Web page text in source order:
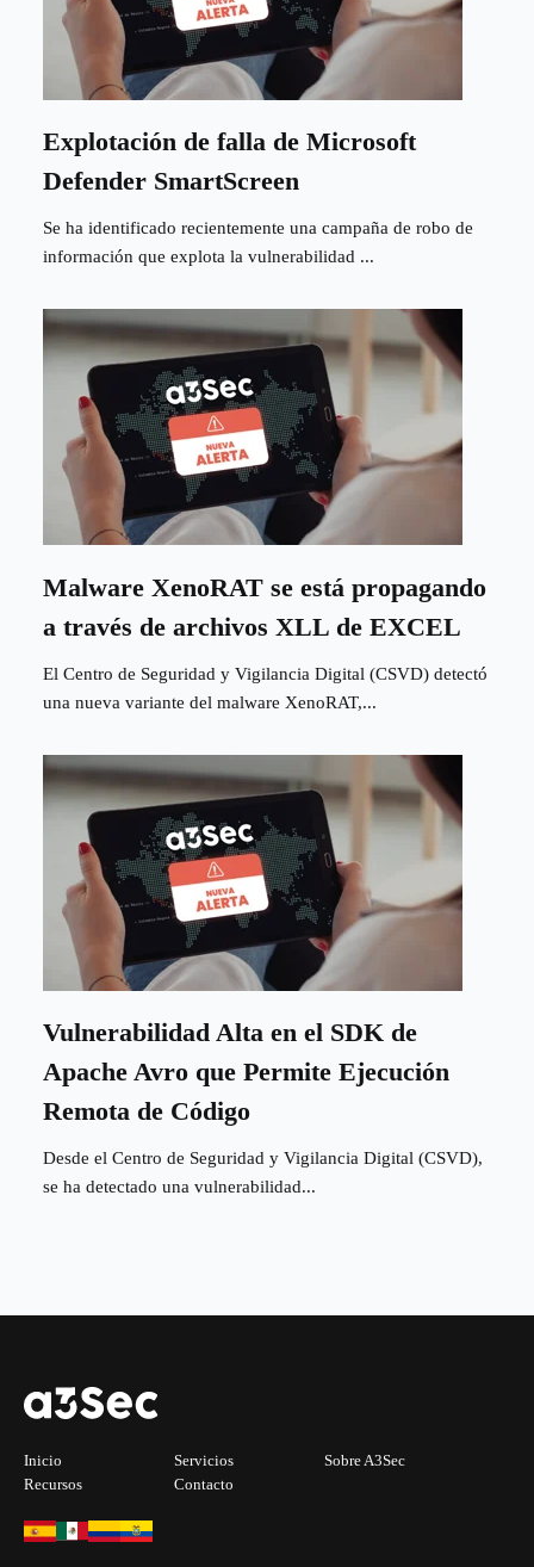
Explotación de falla de Microsoft
Defender SmartScreen
Se ha identificado recientemente una campaña de robo de
información que explota la vulnerabilidad ...
Malware XenoRAT se está propagando
a través de archivos XLL de EXCEL
El Centro de Seguridad y Vigilancia Digital (CSVD) detectó
una nueva variante del malware XenoRAT,...
Vulnerabilidad Alta en el SDK de
Apache Avro que Permite Ejecución
Remota de Código
Desde el Centro de Seguridad y Vigilancia Digital (CSVD),
se ha detectado una vulnerabilidad...
Inicio Servicios
Sobre A3Sec
Recursos
Contacto